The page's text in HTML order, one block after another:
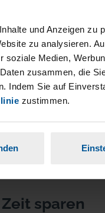
und Anzeigen zu
zu analysieren.
soziale Medien,
zusammen, die
Indem Sie auf
zustimmen.
der geeignete Dienstleister
Tätigkeit und
Zeit sparen